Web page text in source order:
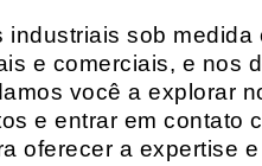
sob
e comerciais, e nos
você a explorar
e entrar em contato
oferecer a expertise